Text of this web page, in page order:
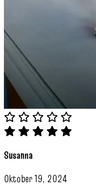
Susanna
Oktober 19, 2024